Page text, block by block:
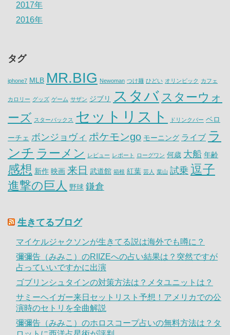
2017年
2016年
タグ
iphone7 MLB MR.BIG Newoman つけ麺 ひどい オリンピック カフェ
カロリー グッズ ゲーム サザン ジブリ スタバ スターウォ
ーズ スターバックス セットリスト ドリンクバー ベロ
ーチェ ボンジョヴィ ポケモンgo モーニング ライブ ラ
ンチ ラーメン レビュー レポート ローグワン 何歳 大船 年齢
感想 新作 映画 来日 武道館 箱根 紅葉 芸人 葉山 試乗 逗子
進撃の巨人 野球 鎌倉
生きてるブログ
マイケルジャクソンが生きてる説は海外でも噂に？
彌彌告（みみこ）のRIIZEへの占い結果は？突然ですが
占っていいですかに出演
ゴブリンシュタインの対策方法は？メタユニットは？
サミーヘイガー来日セットリスト予想！アメリカでの公
演時のセトリを全曲解説
彌彌告（みみこ）のホロスコープ占いの無料方法は？タ